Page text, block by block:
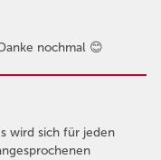
nochmal 😊
wird sich für jeden